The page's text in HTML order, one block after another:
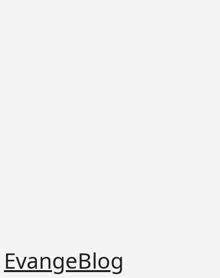
to
content
EvangeBlog